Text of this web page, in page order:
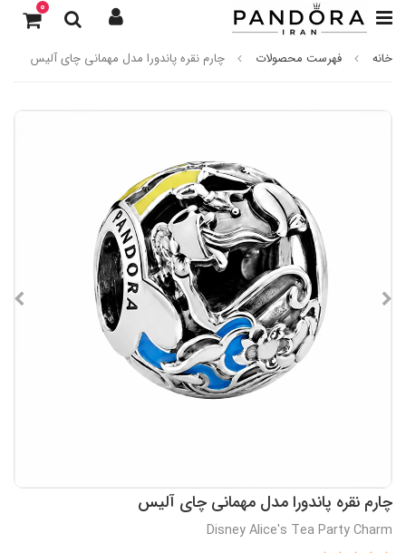
0
خانه فهرست محصولات چارم نقره پاندورا مدل مهمانی چای آلیس
چارم نقره پاندورا مدل مهمانی چای آلیس
Disney Alice's Tea Party Charm